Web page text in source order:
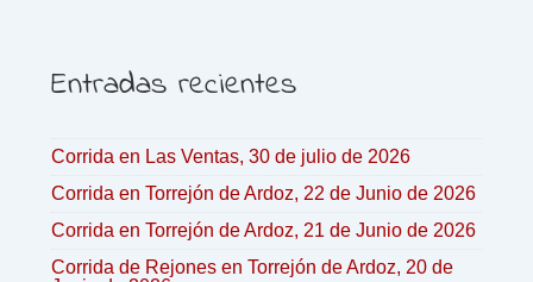
Entradas recientes
Corrida en Las Ventas, 30 de julio de 2026
Corrida en Torrejón de Ardoz, 22 de Junio de 2026
Corrida en Torrejón de Ardoz, 21 de Junio de 2026
Corrida de Rejones en Torrejón de Ardoz, 20 de